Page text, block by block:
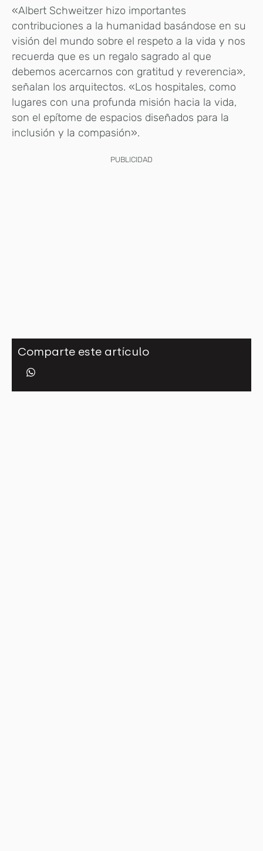
«Albert Schweitzer hizo importantes
contribuciones a la humanidad basándose en su
visión del mundo sobre el respeto a la vida y nos
recuerda que es un regalo sagrado al que
debemos acercarnos con gratitud y reverencia»,
señalan los arquitectos. «Los hospitales, como
lugares con una profunda misión hacia la vida,
son el epítome de espacios diseñados para la
inclusión y la compasión».
PUBLICIDAD
Comparte este artículo